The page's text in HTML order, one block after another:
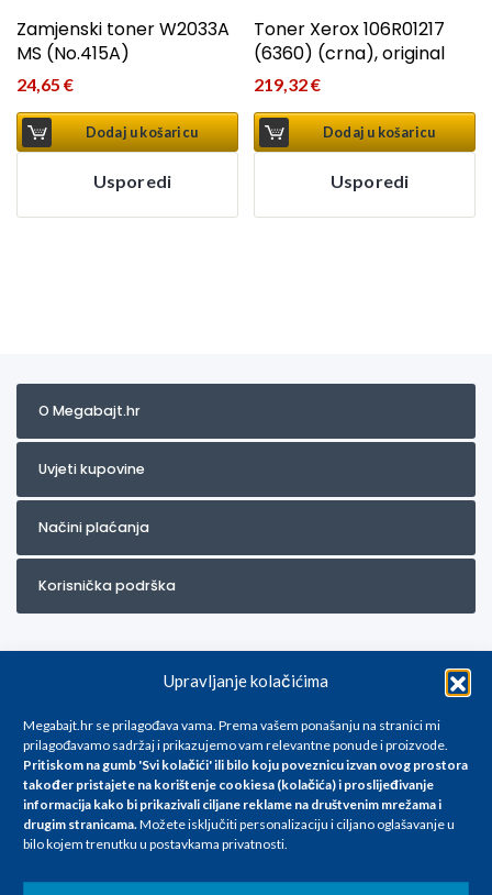
Upravljanje kolačićima
Megabajt.hr se prilagođava vama. Prema vašem ponašanju na stranici mi
prilagođavamo sadržaj i prikazujemo vam relevantne ponude i proizvode.
Pritiskom na gumb 'Svi kolačići' ili bilo koju poveznicu izvan ovog prostora
također pristajete na korištenje cookiesa (kolačića) i proslijeđivanje
informacija kako bi prikazivali ciljane reklame na društvenim mrežama i
drugim stranicama.Možete isključiti personalizaciju i ciljano oglašavanje u
bilo kojem trenutku u postavkama privatnosti.
Zamjenski toner W2033A
MS (No.415A)
24,65 €
Dodaj u košaricu
Usporedi
Toner Xerox 106R01217
(6360) (crna), original
219,32€
Dodaj u košaricu
Usporedi
O Megabajt.hr
Uvjeti kupovine
Načini plaćanja
Korisnička podrška
Za artikle kojih trenutno nema u ponudi obratite nam se na
info@megabajt.hr. Sve cijene su informativnog karaktera i podložne su
promjenama, a
iskazane su za avansno plaćanje(gotovina) u Eurima i uključuju PDV. Sve
se razlikovati od cijena u našim poslovnicama. Trudimo se dati što bolji